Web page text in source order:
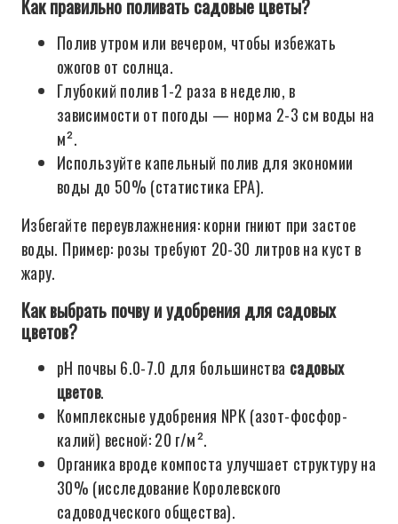
Как правильно поливать садовые цветы?
Полив утром или вечером, чтобы избежать
ожогов от солнца.
Глубокий полив 1-2 раза в неделю, в
зависимости от погоды — норма 2-3 см воды на
м².
Используйте капельный полив для экономии
воды до 50% (статистика EPA).
Избегайте переувлажнения: корни гниют при застое
воды. Пример: розы требуют 20-30 литров на куст в
жару.
Как выбрать почву и удобрения для садовых
цветов?
pH почвы 6.0-7.0 для большинства садовых
цветов.
Комплексные удобрения NPK (азот-фосфор-
калий) весной: 20 г/м².
Органика вроде компоста улучшает структуру на
30% (исследование Королевского
садоводческого общества).